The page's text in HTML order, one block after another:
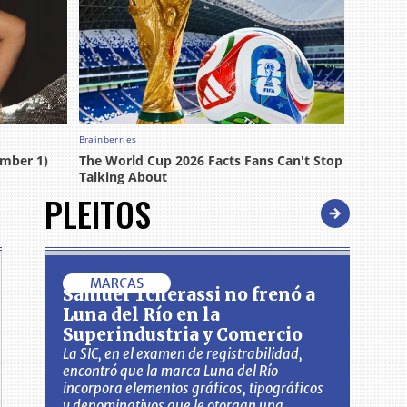
PLEITOS
MARCAS
Samuel Tcherassi no frenó a
Luna del Río en la
Superindustria y Comercio
La SIC, en el examen de registrabilidad,
encontró que la marca Luna del Río
incorpora elementos gráficos, tipográficos